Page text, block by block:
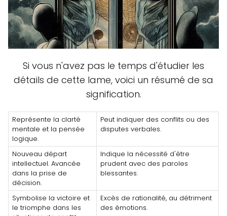
Si vous n'avez pas le temps d'étudier les
détails de cette lame, voici un résumé de sa
signification.
Représente la clarté
mentale et la pensée
logique.
Peut indiquer des conflits ou des
disputes verbales.
Nouveau départ
intellectuel. Avancée
dans la prise de
décision.
Indique la nécessité d'être
prudent avec des paroles
blessantes.
Symbolise la victoire et
le triomphe dans les
Excès de rationalité, au détriment
des émotions.